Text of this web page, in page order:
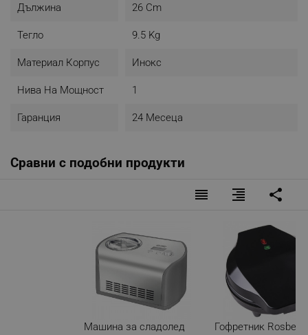
Дължина 26 Cm
Тегло 9.5 Kg
Материал Корпус Инокс
Нива На Мощност 1
Гаранция 24 Месеца
Сравни с подобни продукти
reorder format_align_right share
Машина за сладолед
Гофретник Rosberg